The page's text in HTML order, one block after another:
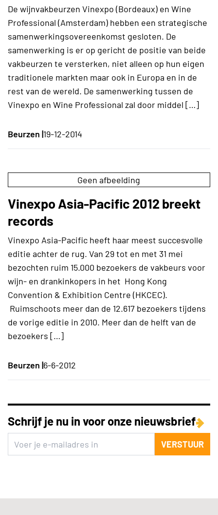
De wijnvakbeurzen Vinexpo (Bordeaux) en Wine
Professional (Amsterdam) hebben een strategische
samenwerkingsovereenkomst gesloten. De
samenwerking is er op gericht de positie van beide
vakbeurzen te versterken, niet alleen op hun eigen
traditionele markten maar ook in Europa en in de
rest van de wereld. De samenwerking tussen de
Vinexpo en Wine Professional zal door middel […]
Beurzen |19-12-2014
Geen afbeelding
Vinexpo Asia-Pacific 2012 breekt
records
Vinexpo Asia-Pacific heeft haar meest succesvolle
editie achter de rug. Van 29 tot en met 31 mei
bezochten ruim 15.000 bezoekers de vakbeurs voor
wijn- en drankinkopers in het Hong Kong
Convention & Exhibition Centre (HKCEC).
Ruimschoots meer dan de 12.617 bezoekers tijdens
de vorige editie in 2010. Meer dan de helft van de
bezoekers […]
Beurzen |6-6-2012
Schrijf je nu in voor onze nieuwsbrief
VERSTUUR